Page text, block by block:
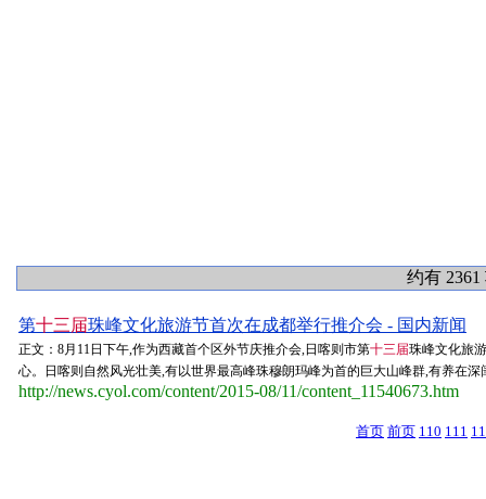
约有
第十三届珠峰文化旅游节首次在成都举行推介会 - 国内新闻
正文：8月11日下午,作为西藏首个区外节庆推介会,日喀则市第十三届珠峰文化旅
心。日喀则自然风光壮美,有以世界最高峰珠穆朗玛峰为首的巨大山峰群,有养在
http://news.cyol.com/content/2015-08/11/content_11540673.htm
首页 前页 110 111